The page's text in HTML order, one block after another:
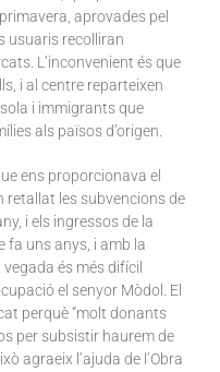
aprovades pel
usuaris recolliran
L’inconvenient és que
i al centre reparteixen
i immigrants que
als països d’origen.
ens proporcionava el
retallat les subvencions de
i els ingressos de la
fa uns anys, i amb la
és més difícil
el senyor Mòdol. El
perquè “molt donants
per subsistir haurem de
agraeix l’ajuda de l’Obra